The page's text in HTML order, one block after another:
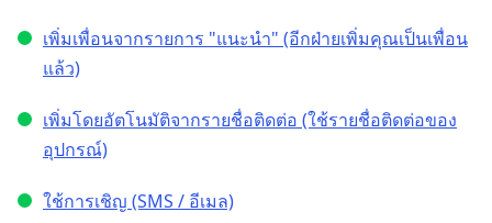
เพิ่มเพื่อนจากรายการ "แนะนำ" (อีกฝ่ายเพิ่มคุณเป็นเพื่อน
แล้ว)
เพิ่มโดยอัตโนมัติจากรายชื่อติดต่อ (ใช้รายชื่อติดต่อของ
อุปกรณ์)
ใช้การเชิญ (SMS / อีเมล)